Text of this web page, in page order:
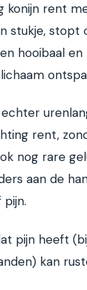
konijn rent
stukje, stopt
hooibaal
echter
rent,
nog rare
aan de
pijn heeft
kan